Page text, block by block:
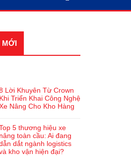
MỚI
Lời Khuyên Từ Crown
Khi Triển Khai Công Nghệ
Nâng Cho Kho Hàng
5 thương hiệu xe
nâng toàn cầu: Ai đang
dắt ngành logistics
kho vận hiện đại?